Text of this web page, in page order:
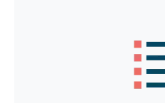
und entdecken Sie alle